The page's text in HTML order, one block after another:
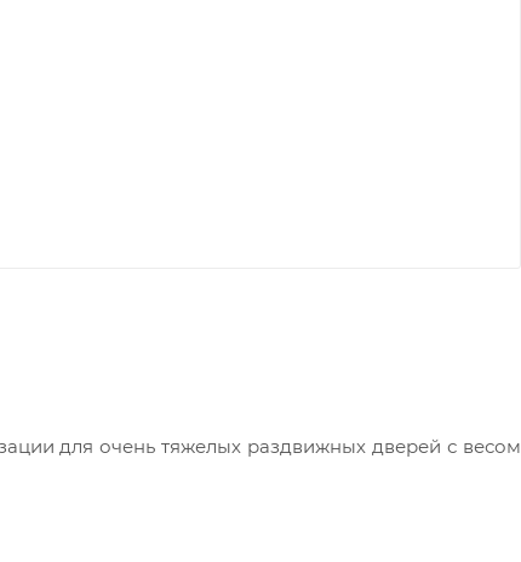
для очень тяжелых раздвижных дверей с весом